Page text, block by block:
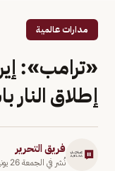
مدارات عالمية
«ترامب»:
إطلاق
فريق التحرير
نُشر في الجمعة 26 يونيو 2026